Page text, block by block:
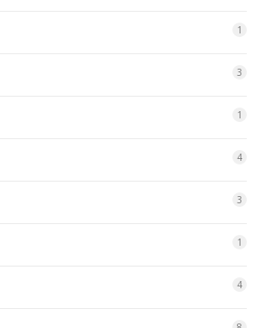
1
3
1
4
3
1
4